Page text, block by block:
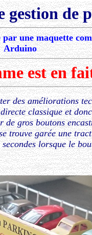
gestion de
une maquette
Arduino
est en
des améliorations
classique et
de gros boutons
trouve garée une
lorsque le